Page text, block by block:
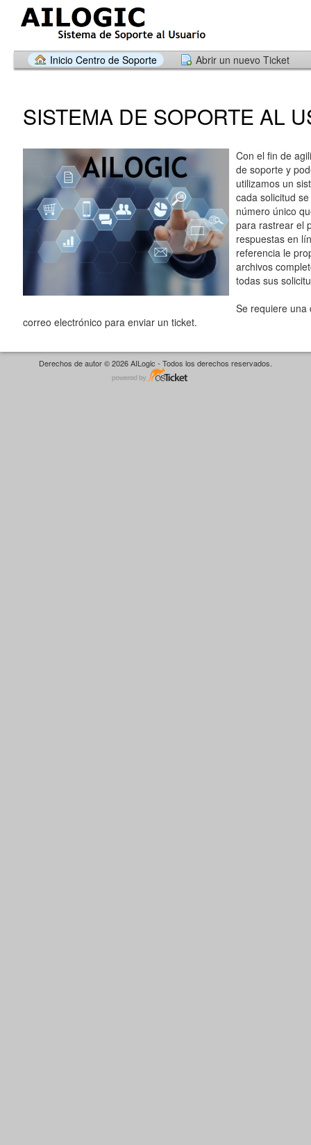
Inicio Centro de Soporte Abrir un nuevo Ticket
SISTEMA DE SOPORTE AL
Con el fin de
de soporte y
utilizamos un
cada solicitud
número único
para rastrear el
respuestas en
referencia le
archivos
todas sus
Se requiere una
correo electrónico para enviar un ticket.
Derechos de autor © 2026 AILogic - Todos los derechos reservados.